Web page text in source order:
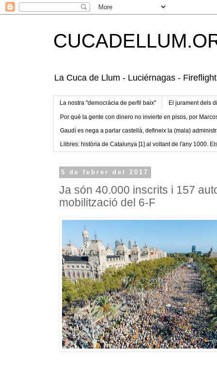
La Cuca de Llum - Luciérnagas -
La nostra "democràcia de perfil baix" El jurament dels
Por qué la gente con dinero no invierte en pisos, por
Gaudí es nega a parlar castellà, defineix la (mala)
Llibres: història de Catalunya [1] al voltant de l'any 1000.
5 de febrer del 2017
Ja són 40.000 inscrits i 157
mobilització del 6-F